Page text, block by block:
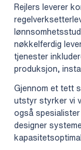
Rejlers leverer
nøkkelferdig
tjenester
produksjon,
Gjennom et tett
utstyr styrker vi
også
designer